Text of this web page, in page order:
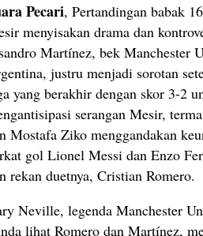
Pecari, Pertandingan babak
menyisakan drama dan
Martínez, bek Manchester
justru menjadi sorotan
yang berakhir dengan skor 3-2
serangan Mesir,
Mostafa Ziko menggandakan
gol Lionel Messi dan Enzo
rekan duetnya, Cristian Romero.
Neville, legenda Manchester
lihat Romero dan Martínez,